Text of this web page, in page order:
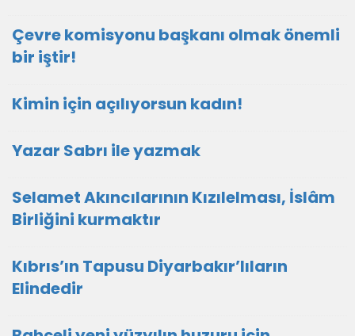
Çevre komisyonu başkanı olmak önemli
bir iştir!
Kimin için açılıyorsun kadın!
Yazar Sabrı ile yazmak
Selamet Akıncılarının Kızılelması, İslâm
Birliğini kurmaktır
Kıbrıs’ın Tapusu Diyarbakır’lıların
Elindedir